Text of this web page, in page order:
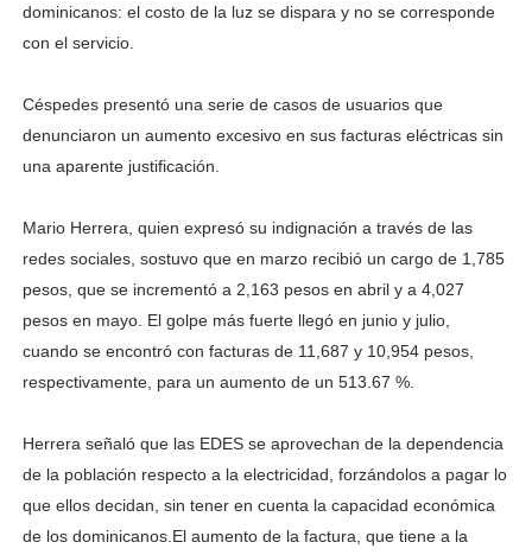
dominicanos: el costo de la luz se dispara y no se corresponde
con el servicio.
Céspedes presentó una serie de casos de usuarios que
denunciaron un aumento excesivo en sus facturas eléctricas sin
una aparente justificación.
Mario Herrera, quien expresó su indignación a través de las
redes sociales, sostuvo que en marzo recibió un cargo de 1,785
pesos, que se incrementó a 2,163 pesos en abril y a 4,027
pesos en mayo. El golpe más fuerte llegó en junio y julio,
cuando se encontró con facturas de 11,687 y 10,954 pesos,
respectivamente, para un aumento de un 513.67 %.
Herrera señaló que las EDES se aprovechan de la dependencia
de la población respecto a la electricidad, forzándolos a pagar lo
que ellos decidan, sin tener en cuenta la capacidad económica
de los dominicanos.El aumento de la factura, que tiene a la